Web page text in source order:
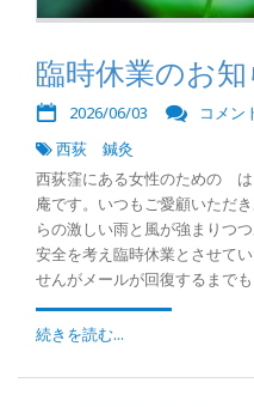
臨時休業のお
2026/06/03
コメン
西荻 鍼灸
西荻窪にある女性のための
庵です。いつもご愛顧いただ
らの激しい雨と風が強まりつ
安全を考え臨時休業とさせて
せんがメールが回復するまで
続きを読む...